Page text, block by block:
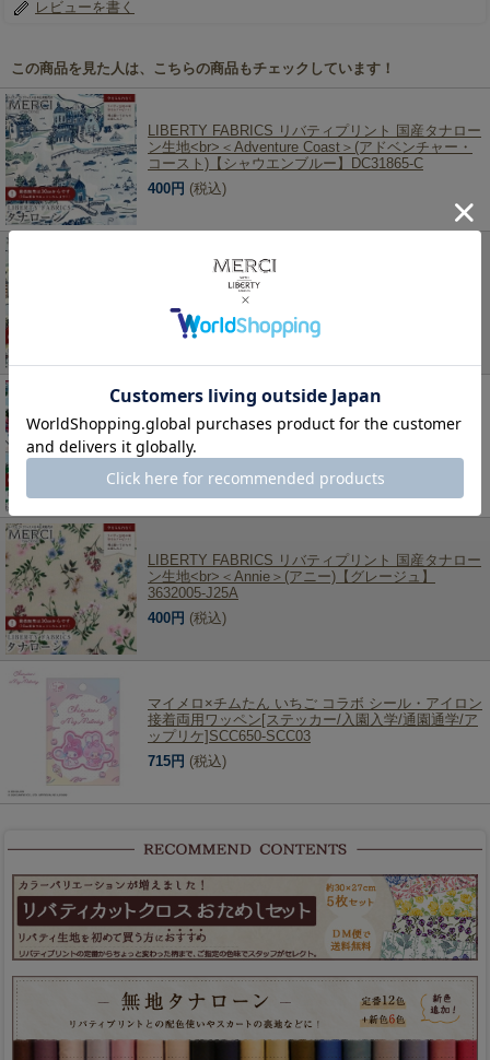
レビューを書く
この商品を見た人は、こちらの商品もチェックしています！
LIBERTY FABRICS リバティプリント 国産タナロー
ン生地<br>＜Adventure Coast＞(アドベンチャー・
コースト)【シャウエンブルー】DC31865-C
400円 (税込)
LIBERTY FABRICS リバティプリント 国産タナロー
ン生地<br>＜Adventure Coast＞(アドベンチャー・
コースト)【サンドメディナ】DC31865-B
400円 (税込)
LIBERTY FABRICS リバティプリント 国産タナロー
ン生地<br>＜Adventure Coast＞(アドベンチャー・
コースト)【ターコイズバザール】DC31865-A
400円 (税込)
LIBERTY FABRICS リバティプリント 国産タナロー
ン生地<br>＜Annie＞(アニー)【グレージュ】
3632005-J25A
400円 (税込)
マイメロ×チムたん いちご コラボ シール・アイロン
接着両用ワッペン[ステッカー/入園入学/通園通学/ア
ップリケ]SCC650-SCC03
715円 (税込)